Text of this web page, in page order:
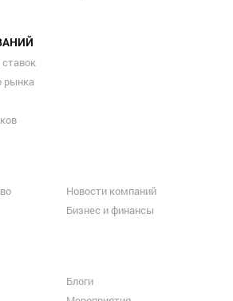
рынка
Новости компаний
Бизнес и финансы
Блоги